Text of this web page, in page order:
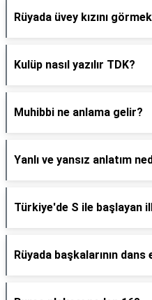
Rüyada üvey kızını
Kulüp nasıl yazılır TDK?
Muhibbi ne anlama gelir?
Yanlı ve yansız anlatım
Türkiye'de S ile başlayan
Rüyada başkalarının